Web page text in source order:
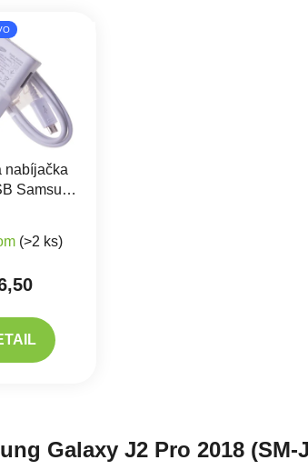
nabíjačka
Samsung
(>2 ks)
Galaxy J2 Pro 2018 (SM-